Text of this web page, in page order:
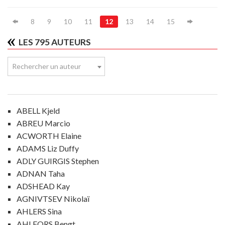
8 9 10 11 12 13 14 15
LES 795 AUTEURS
Rechercher un auteur
ABELL Kjeld
ABREU Marcio
ACWORTH Elaine
ADAMS Liz Duffy
ADLY GUIRGIS Stephen
ADNAN Taha
ADSHEAD Kay
AGNIVTSEV Nikolaï
AHLERS Sina